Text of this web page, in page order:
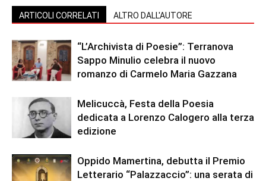
ARTICOLI CORRELATI ALTRO DALL'AUTORE
“L’Archivista di Poesie”: Terranova
Sappo Minulio celebra il nuovo
romanzo di Carmelo Maria Gazzana
Melicuccà, Festa della Poesia
dedicata a Lorenzo Calogero alla terza
edizione
Oppido Mamertina, debutta il Premio
Letterario “Palazzaccio”: una serata di